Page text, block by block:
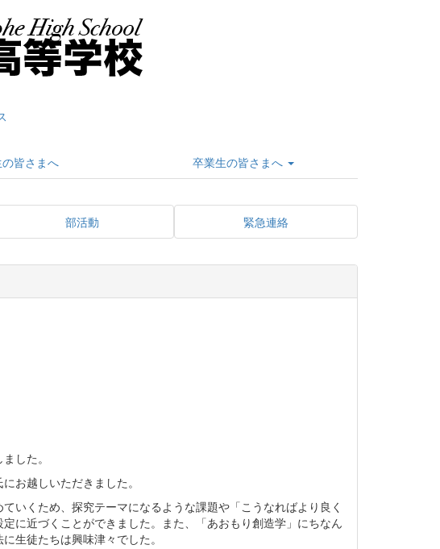
皆さまへ 卒業生の皆さまへ
部活動 緊急連絡
した。
お越しいただきました。
いくため、探究テーマになるような課題や「こうなればより良く
に近づくことができました。また、「あおもり創造学」にちなん
生徒たちは興味津々でした。